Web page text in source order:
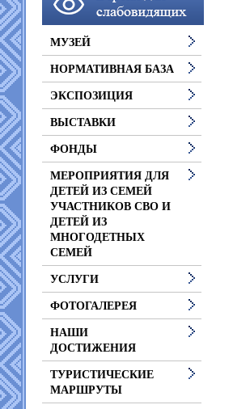
МУЗЕЙ
НОРМАТИВНАЯ БАЗА
ЭКСПОЗИЦИЯ
ВЫСТАВКИ
ФОНДЫ
МЕРОПРИЯТИЯ ДЛЯ
ДЕТЕЙ ИЗ СЕМЕЙ
УЧАСТНИКОВ СВО И
ДЕТЕЙ ИЗ
МНОГОДЕТНЫХ
СЕМЕЙ
УСЛУГИ
ФОТОГАЛЕРЕЯ
НАШИ
ДОСТИЖЕНИЯ
ТУРИСТИЧЕСКИЕ
МАРШРУТЫ